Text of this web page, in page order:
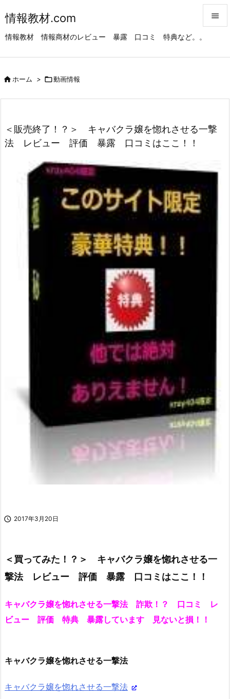
情報教材.com
情報教材 情報商材のレビュー 暴露 口コミ 特典など。。

前へ
次へ
ホーム > 動画情報
＜販売終了！？＞ キャバクラ嬢を惚れさせる一撃
法 レビュー 評価 暴露 口コミはここ！！
 2017年3月20日
＜買ってみた！？＞ キャバクラ嬢を惚れさせる一
撃法 レビュー 評価 暴露 口コミはここ！！
キャバクラ嬢を惚れさせる一撃法 詐欺！？ 口コミ レ
ビュー 評価 特典 暴露しています 見ないと損！！
キャバクラ嬢を惚れさせる一撃法
キャバクラ嬢を惚れさせる一撃法